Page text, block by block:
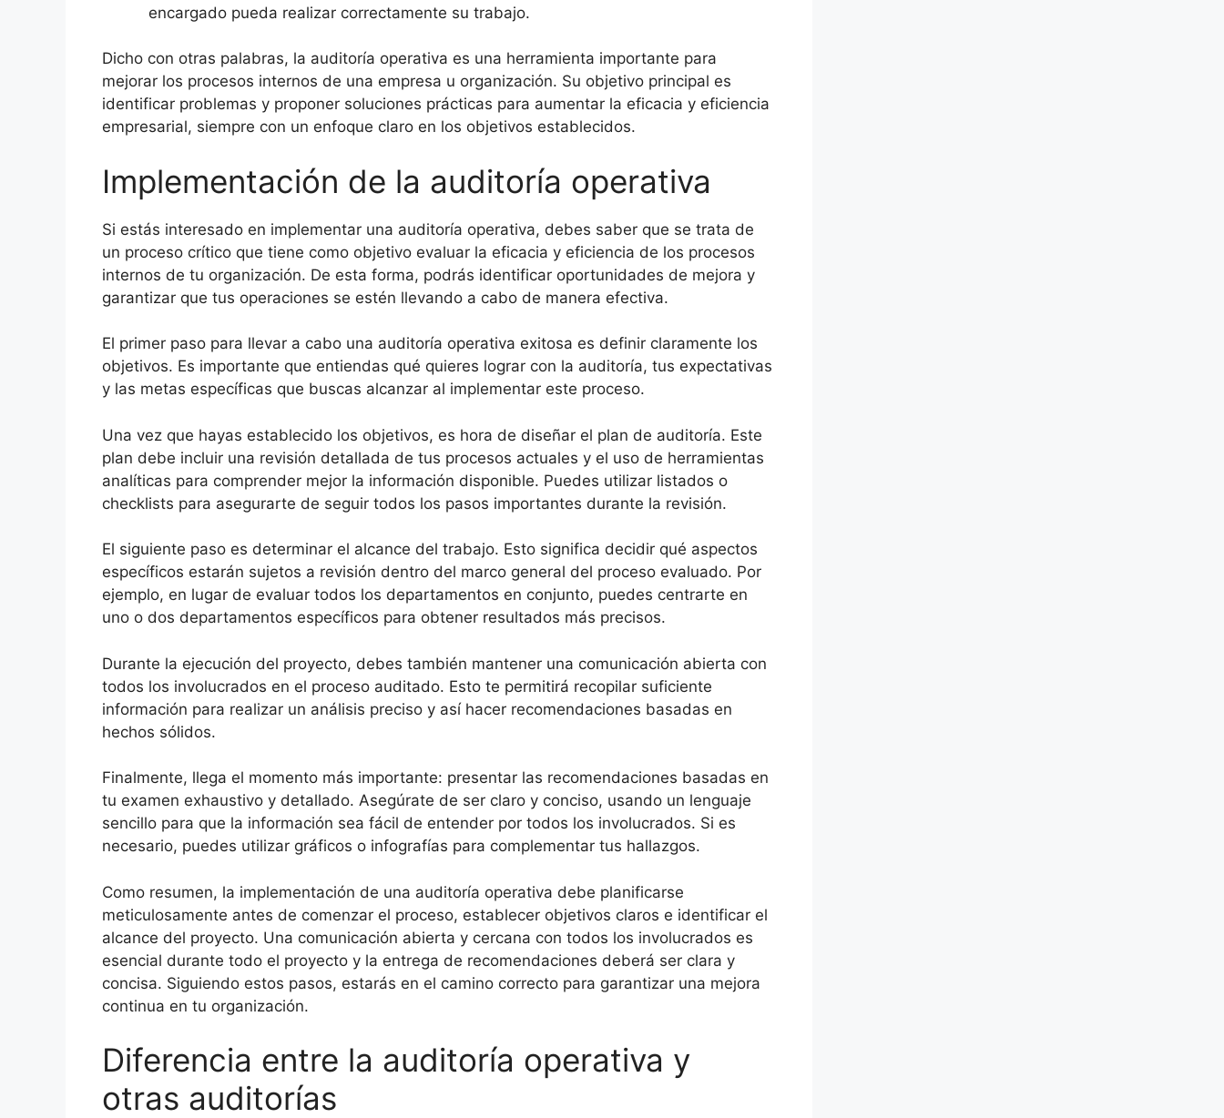
encargado pueda realizar correctamente su trabajo.
Dicho con otras palabras, la auditoría operativa es una herramienta importante para
mejorar los procesos internos de una empresa u organización. Su objetivo principal es
identificar problemas y proponer soluciones prácticas para aumentar la eficacia y eficiencia
empresarial, siempre con un enfoque claro en los objetivos establecidos.
Implementación de la auditoría operativa
Si estás interesado en implementar una auditoría operativa, debes saber que se trata de
un proceso crítico que tiene como objetivo evaluar la eficacia y eficiencia de los procesos
internos de tu organización. De esta forma, podrás identificar oportunidades de mejora y
garantizar que tus operaciones se estén llevando a cabo de manera efectiva.
El primer paso para llevar a cabo una auditoría operativa exitosa es definir claramente los
objetivos. Es importante que entiendas qué quieres lograr con la auditoría, tus expectativas
y las metas específicas que buscas alcanzar al implementar este proceso.
Una vez que hayas establecido los objetivos, es hora de diseñar el plan de auditoría. Este
plan debe incluir una revisión detallada de tus procesos actuales y el uso de herramientas
analíticas para comprender mejor la información disponible. Puedes utilizar listados o
checklists para asegurarte de seguir todos los pasos importantes durante la revisión.
El siguiente paso es determinar el alcance del trabajo. Esto significa decidir qué aspectos
específicos estarán sujetos a revisión dentro del marco general del proceso evaluado. Por
ejemplo, en lugar de evaluar todos los departamentos en conjunto, puedes centrarte en
uno o dos departamentos específicos para obtener resultados más precisos.
Durante la ejecución del proyecto, debes también mantener una comunicación abierta con
todos los involucrados en el proceso auditado. Esto te permitirá recopilar suficiente
información para realizar un análisis preciso y así hacer recomendaciones basadas ​​en
hechos sólidos.
Finalmente, llega el momento más importante: presentar las recomendaciones basadas ​​en
tu examen exhaustivo y detallado. Asegúrate de ser claro y conciso, usando un lenguaje
sencillo para que la información sea fácil de entender por todos los involucrados. Si es
necesario, puedes utilizar gráficos o infografías para complementar tus hallazgos.
Como resumen, la implementación de una auditoría operativa debe planificarse
meticulosamente antes de comenzar el proceso, establecer objetivos claros e identificar el
alcance del proyecto. Una comunicación abierta y cercana con todos los involucrados es
esencial durante todo el proyecto y la entrega de recomendaciones deberá ser clara y
concisa. Siguiendo estos pasos, estarás en el camino correcto para garantizar una mejora
continua en tu organización.
Diferencia entre la auditoría operativa y
otras auditorías